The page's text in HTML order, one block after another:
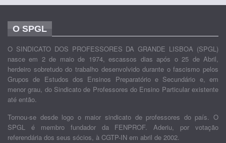
O SPGL
O SINDICATO DOS PROFESSORES DA GRANDE LISBOA (SPGL)
nasce em 2 de maio de 1974, escassos dias após o 25 de Abril,
herdeiro sobretudo do trabalho desenvolvido durante o fascismo pelos
Grupos de Estudos dos Ensinos Preparatório e Secundário e, em
menor grau, do Sindicato de Professores do Ensino Particular existente
até então.
Tornou-se desde logo o maior sindicato de professores do país. O
SPGL é membro fundador da FENPROF. Aderiu, por votação
referendária dos seus sócios, à CGTP-IN em abril de 2002.